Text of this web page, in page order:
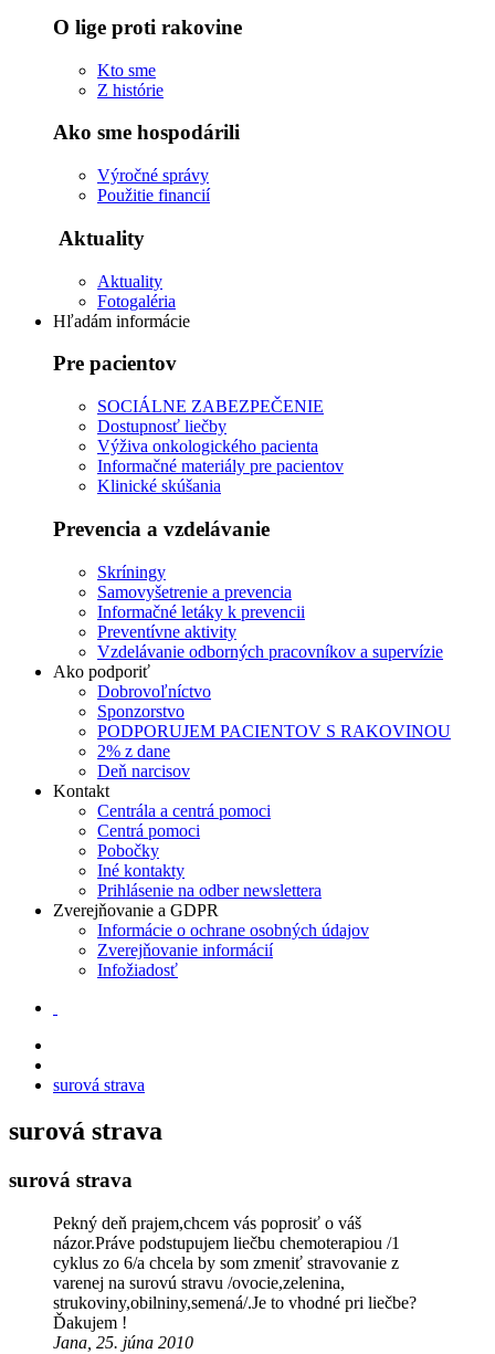
O lige proti rakovine
Kto sme
Z histórie
Ako sme hospodárili
Výročné správy
Použitie financií
Aktuality
Aktuality
Fotogaléria
Hľadám informácie
Pre pacientov
SOCIÁLNE ZABEZPEČENIE
Dostupnosť liečby
Výživa onkologického pacienta
Informačné materiály pre pacientov
Klinické skúšania
Prevencia a vzdelávanie
Skríningy
Samovyšetrenie a prevencia
Informačné letáky k prevencii
Preventívne aktivity
Vzdelávanie odborných pracovníkov a supervízie
Ako podporiť
Dobrovoľníctvo
Sponzorstvo
PODPORUJEM PACIENTOV S RAKOVINOU
2% z dane
Deň narcisov
Kontakt
Centrála a centrá pomoci
Centrá pomoci
Pobočky
Iné kontakty
Prihlásenie na odber newslettera
Zverejňovanie a GDPR
Informácie o ochrane osobných údajov
Zverejňovanie informácií
Infožiadosť
surová strava
surová strava
surová strava
Pekný deň prajem,chcem vás poprosiť o váš
názor.Práve podstupujem liečbu chemoterapiou /1
cyklus zo 6/a chcela by som zmeniť stravovanie z
varenej na surovú stravu /ovocie,zelenina,
strukoviny,obilniny,semená/.Je to vhodné pri liečbe?
Ďakujem !
Jana, 25. júna 2010